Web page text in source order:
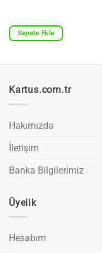
Sepete Ekle
Kartus.com.tr
Hakımızda
İletişim
Banka Bilgilerimiz
Üyelik
Hesabım